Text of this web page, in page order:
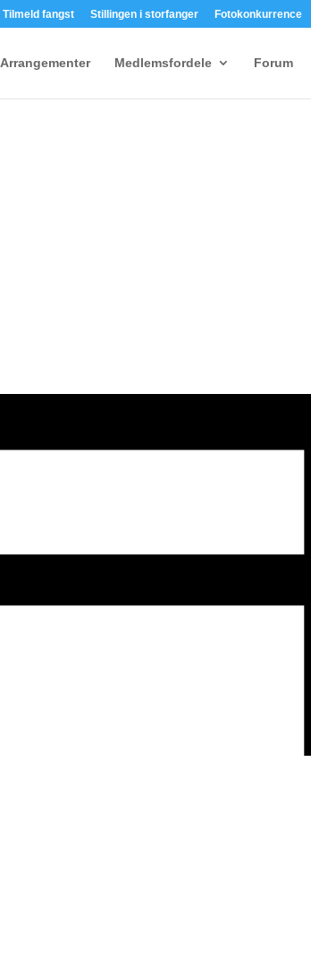
Tilmeld fangst Stillingen i storfanger Fotokonkurrence
Arrangementer Medlemsfordele Forum